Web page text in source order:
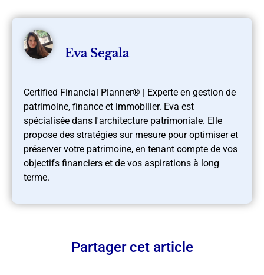
Eva Segala
Certified Financial Planner® | Experte en gestion de
patrimoine, finance et immobilier. Eva est
spécialisée dans l'architecture patrimoniale. Elle
propose des stratégies sur mesure pour optimiser et
préserver votre patrimoine, en tenant compte de vos
objectifs financiers et de vos aspirations à long
terme.
Partager cet article